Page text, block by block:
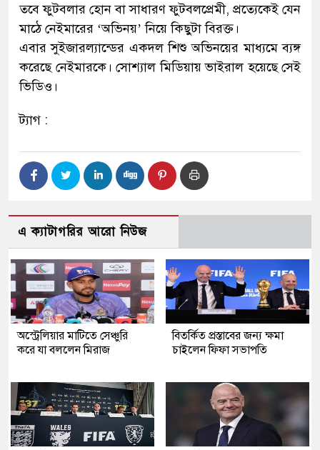
তবে ফুটবলার হোন বা সাধারণ ফুটবলপ্রেমী, প্রত্যেকেই যেন
মাঠে নেইমারের ‘অভিনয়’ নিয়ে কিছুটা বিরক্ত।
এবার সুইজারল্যান্ডের একদল শিশু অভিনয়ের মাধ্যমে ব্যঙ্গ
করেছে নেইমারকে। সোশ্যাল মিডিয়ায় ভাইরাল হয়েছে সেই
ভিডিও।
ট্যাগ :
এ ক্যাটাগরির আরো নিউজ
অস্ট্রেলিয়ার মাটিতে সেঞ্চুরি
করে যা বললেন মিরাজ
বিতর্কিত প্রস্তাবের জন্য ক্ষমা
চাইলেন ফিফা সভাপতি